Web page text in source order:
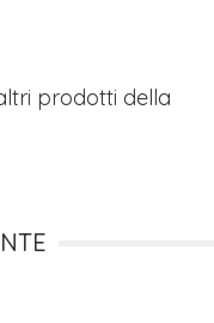
prodotti della